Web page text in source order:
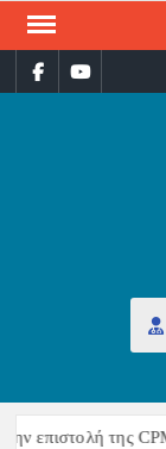
επιστολή της